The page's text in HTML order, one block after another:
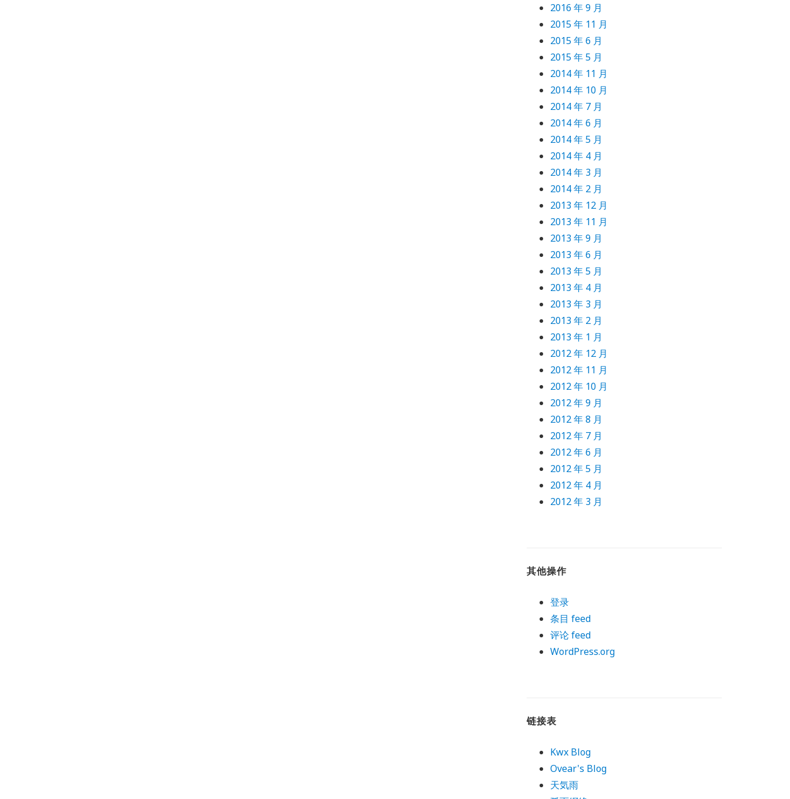
2016 年 9 月
2015 年 11 月
2015 年 6 月
2015 年 5 月
2014 年 11 月
2014 年 10 月
2014 年 7 月
2014 年 6 月
2014 年 5 月
2014 年 4 月
2014 年 3 月
2014 年 2 月
2013 年 12 月
2013 年 11 月
2013 年 9 月
2013 年 6 月
2013 年 5 月
2013 年 4 月
2013 年 3 月
2013 年 2 月
2013 年 1 月
2012 年 12 月
2012 年 11 月
2012 年 10 月
2012 年 9 月
2012 年 8 月
2012 年 7 月
2012 年 6 月
2012 年 5 月
2012 年 4 月
2012 年 3 月
其他操作
登录
条目 feed
评论 feed
WordPress.org
链接表
Kwx Blog
Ovear's Blog
天気雨